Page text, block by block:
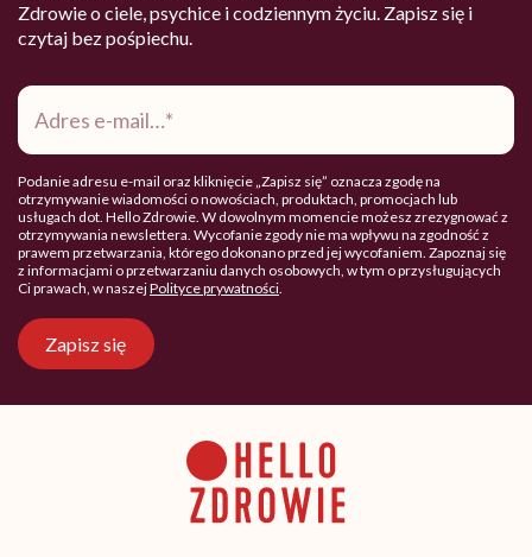
Zdrowie o ciele, psychice i codziennym życiu. Zapisz się i
czytaj bez pośpiechu.
Adres
mail*
Podanie adresu e-mail oraz kliknięcie „Zapisz się” oznacza zgodę na
otrzymywanie wiadomości o nowościach, produktach, promocjach lub
usługach dot. Hello Zdrowie. W dowolnym momencie możesz zrezygnować z
otrzymywania newslettera. Wycofanie zgody nie ma wpływu na zgodność z
prawem przetwarzania, którego dokonano przed jej wycofaniem. Zapoznaj się
z informacjami o przetwarzaniu danych osobowych, w tym o przysługujących
Ci prawach, w naszejPolityce prywatności.
Zapisz się